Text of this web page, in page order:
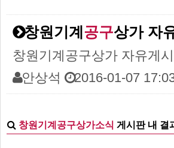
창원기계 공구상가 자
창원기계공구상가 자유게
안상석
2016-01-07
창원기계공구상가소식 게시판 내 결